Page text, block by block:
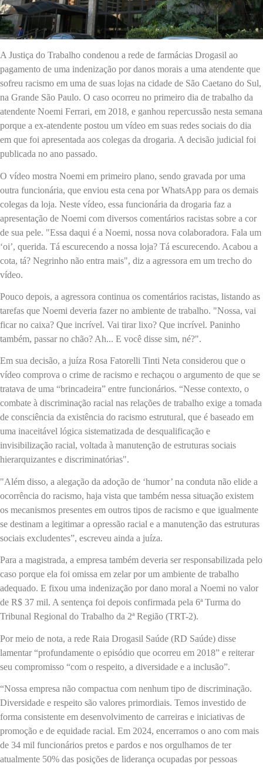
A Justiça do Trabalho condenou a rede de farmácias Drogasil ao
pagamento de uma indenização por danos morais a uma atendente que
sofreu racismo em uma de suas lojas na cidade de São Caetano do Sul,
na Grande São Paulo. O caso ocorreu no primeiro dia de trabalho da
atendente Noemi Ferrari, em 2018, e ganhou repercussão nesta semana
porque a ex-atendente postou um vídeo em suas redes sociais do dia
em que foi apresentada aos colegas da drogaria. A decisão judicial foi
publicada no ano passado.
O vídeo mostra Noemi em primeiro plano, sendo gravada por uma
outra funcionária, que enviou esta cena por WhatsApp para os demais
colegas da loja. Neste vídeo, essa funcionária da drogaria faz a
apresentação de Noemi com diversos comentários racistas sobre a cor
de sua pele. "Essa daqui é a Noemi, nossa nova colaboradora. Fala um
‘oi’, querida. Tá escurecendo a nossa loja? Tá escurecendo. Acabou a
cota, tá? Negrinho não entra mais", diz a agressora em um trecho do
vídeo.
Pouco depois, a agressora continua os comentários racistas, listando as
tarefas que Noemi deveria fazer no ambiente de trabalho. "Nossa, vai
ficar no caixa? Que incrível. Vai tirar lixo? Que incrível. Paninho
também, passar no chão? Ah... E você disse sim, né?".
Em sua decisão, a juíza Rosa Fatorelli Tinti Neta considerou que o
vídeo comprova o crime de racismo e rechaçou o argumento de que se
tratava de uma “brincadeira” entre funcionários. “Nesse contexto, o
combate à discriminação racial nas relações de trabalho exige a tomada
de consciência da existência do racismo estrutural, que é baseado em
uma inaceitável lógica sistematizada de desqualificação e
invisibilização racial, voltada à manutenção de estruturas sociais
hierarquizantes e discriminatórias".
"Além disso, a alegação da adoção de ‘humor’ na conduta não elide a
ocorrência do racismo, haja vista que também nessa situação existem
os mecanismos presentes em outros tipos de racismo e que igualmente
se destinam a legitimar a opressão racial e a manutenção das estruturas
sociais excludentes”, escreveu ainda a juíza.
Para a magistrada, a empresa também deveria ser responsabilizada pelo
caso porque ela foi omissa em zelar por um ambiente de trabalho
adequado. E fixou uma indenização por dano moral a Noemi no valor
de R$ 37 mil. A sentença foi depois confirmada pela 6ª Turma do
Tribunal Regional do Trabalho da 2ª Região (TRT-2).
Por meio de nota, a rede Raia Drogasil Saúde (RD Saúde) disse
lamentar “profundamente o episódio que ocorreu em 2018” e reiterar
seu compromisso “com o respeito, a diversidade e a inclusão”.
“Nossa empresa não compactua com nenhum tipo de discriminação.
Diversidade e respeito são valores primordiais. Temos investido de
forma consistente em desenvolvimento de carreiras e iniciativas de
promoção e de equidade racial. Em 2024, encerramos o ano com mais
de 34 mil funcionários pretos e pardos e nos orgulhamos de ter
atualmente 50% das posições de liderança ocupadas por pessoas